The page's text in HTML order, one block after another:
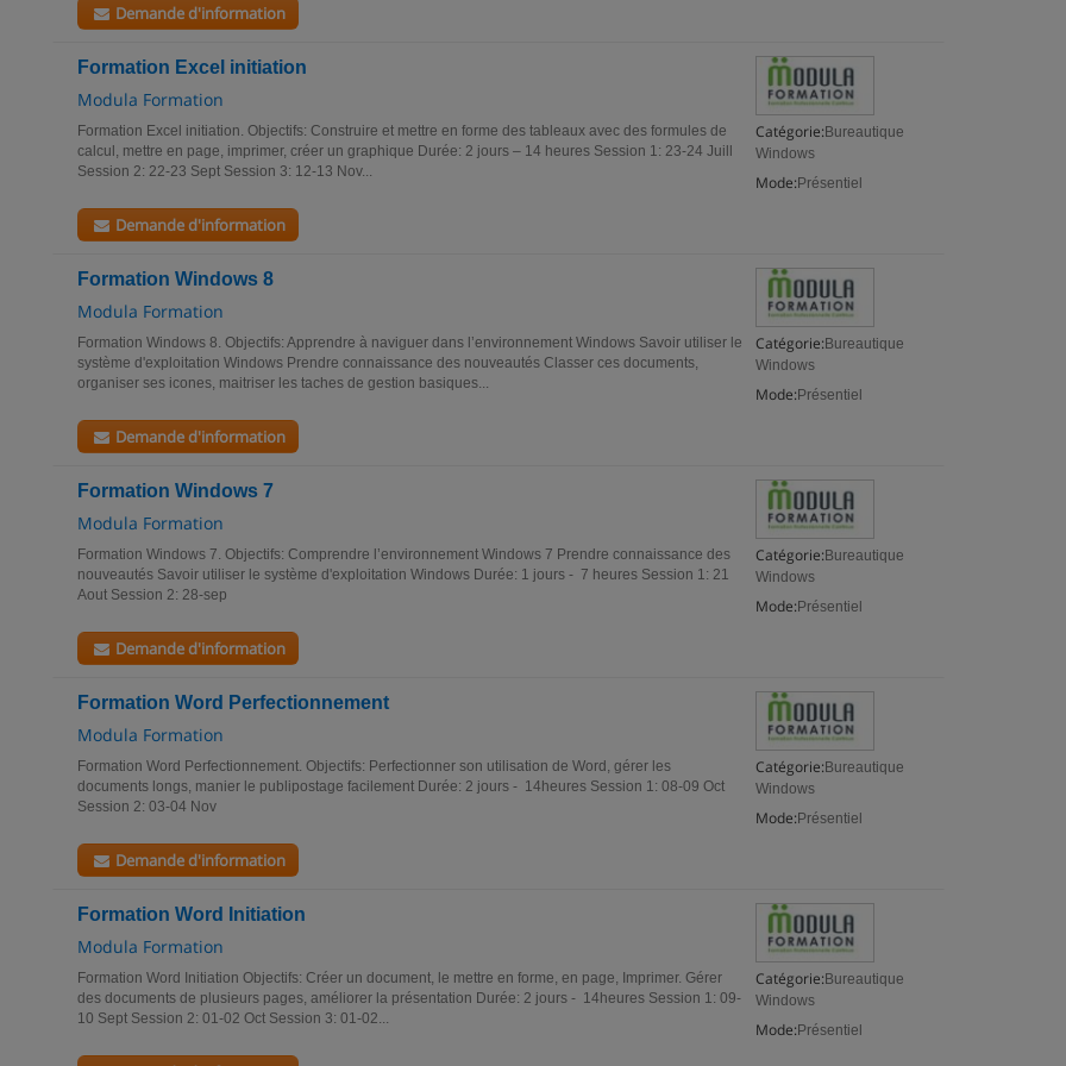
Demande d'information
Formation Excel initiation
Modula Formation
Catégorie: Bureautique
Windows
Mode: Présentiel
Formation Excel initiation. Objectifs: Construire et mettre en forme des tableaux avec des formules de
calcul, mettre en page, imprimer, créer un graphique Durée: 2 jours – 14 heures Session 1: 23-24 Juill
Session 2: 22-23 Sept Session 3: 12-13 Nov...
Demande d'information
Formation Windows 8
Modula Formation
Catégorie: Bureautique
Windows
Mode: Présentiel
Formation Windows 8. Objectifs: Apprendre à naviguer dans l’environnement Windows Savoir utiliser le
système d'exploitation Windows Prendre connaissance des nouveautés Classer ces documents,
organiser ses icones, maitriser les taches de gestion basiques...
Demande d'information
Formation Windows 7
Modula Formation
Catégorie: Bureautique
Windows
Mode: Présentiel
Formation Windows 7. Objectifs: Comprendre l’environnement Windows 7 Prendre connaissance des
nouveautés Savoir utiliser le système d'exploitation Windows Durée: 1 jours - 7 heures Session 1: 21
Aout Session 2: 28-sep
Demande d'information
Formation Word Perfectionnement
Modula Formation
Catégorie: Bureautique
Windows
Mode: Présentiel
Formation Word Perfectionnement. Objectifs: Perfectionner son utilisation de Word, gérer les
documents longs, manier le publipostage facilement Durée: 2 jours - 14heures Session 1: 08-09 Oct
Session 2: 03-04 Nov
Demande d'information
Formation Word Initiation
Modula Formation
Catégorie: Bureautique
Windows
Mode: Présentiel
Formation Word Initiation Objectifs: Créer un document, le mettre en forme, en page, Imprimer. Gérer
des documents de plusieurs pages, améliorer la présentation Durée: 2 jours - 14heures Session 1: 09-
10 Sept Session 2: 01-02 Oct Session 3: 01-02...